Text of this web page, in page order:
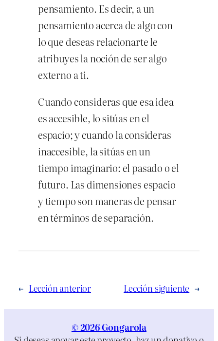
pensamiento. Es decir, a un
pensamiento acerca de algo con
lo que deseas relacionarte le
atribuyes la noción de ser algo
externo a ti.
Cuando consideras que esa idea
es accesible, lo sitúas en el
espacio; y cuando la consideras
inaccesible, la sitúas en un
tiempo imaginario: el pasado o el
futuro. Las dimensiones espacio
y tiempo son maneras de pensar
en términos de separación.
← Lección anterior Lección siguiente →
© 2026 Gongarola